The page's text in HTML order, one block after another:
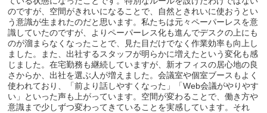
のですが、空間がきれいになることで、自然ときれいに使おうとい
う意識が生まれたのだと思います。私たちは元々ペーパーレスを意
識していたのですが、よりペーパーレス化も進んでデスクの上にも
のが溜まらなくなったことで、見た目だけでなく作業効率も向上し
ました。また、出社するスタッフが明らかに増えたという変化も感
じました。在宅勤務も継続していますが、新オフィスの居心地の良
さからか、出社を選ぶ人が増えました。会議室や個室ブースもよく
使われており、「前より話しやすくなった」「Web会議がやりやす
い」といった声も上がっています。空間が変わることで、働き方や
意識まで少しずつ変わってきていることを実感しています。それ